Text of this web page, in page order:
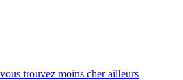
trouvez moins cher ailleurs